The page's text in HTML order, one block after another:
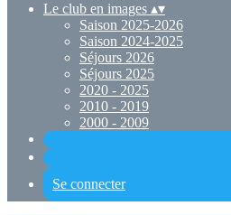
Le club en images ▴▾
Saison 2025-2026
Saison 2024-2025
Séjours 2026
Séjours 2025
2020 - 2025
2010 - 2019
2000 - 2009
Se connecter